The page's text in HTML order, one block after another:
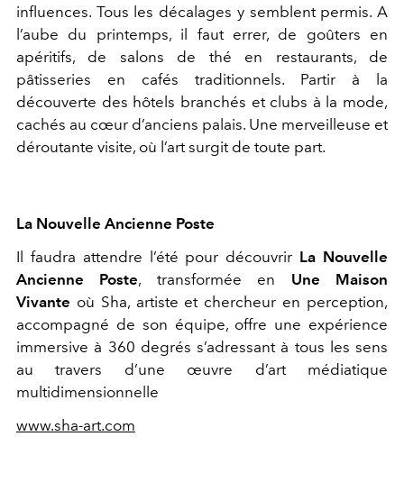
influences. Tous les décalages y semblent permis. A
l’aube du printemps, il faut errer, de goûters en
apéritifs, de salons de thé en restaurants, de
pâtisseries en cafés traditionnels. Partir à la
découverte des hôtels branchés et clubs à la mode,
cachés au cœur d’anciens palais. Une merveilleuse et
déroutante visite, où l’art surgit de toute part.
La Nouvelle Ancienne Poste
Il faudra attendre l’été pour découvrir La Nouvelle
Ancienne Poste, transformée en Une Maison
Vivante où Sha, artiste et chercheur en perception,
accompagné de son équipe, offre une expérience
immersive à 360 degrés s’adressant à tous les sens
au travers d’une œuvre d’art médiatique
multidimensionnelle
www.sha-art.com